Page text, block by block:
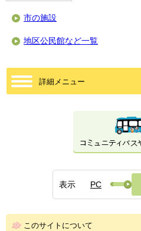
市の施設
地区公民館など一覧
詳細メニュー
表示 PC
このサイトについて